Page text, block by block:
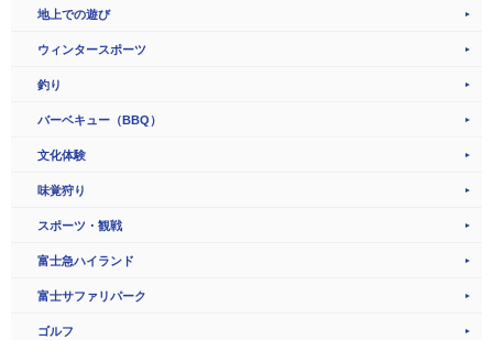
地上での遊び
ウィンタースポーツ
釣り
バーベキュー（BBQ）
文化体験
味覚狩り
スポーツ・観戦
富士急ハイランド
富士サファリパーク
ゴルフ